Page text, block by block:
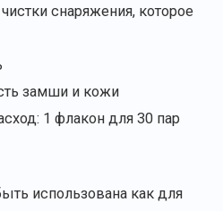
снаряжения, которое
замши и кожи
1 флакон для 30 пар
использована как для